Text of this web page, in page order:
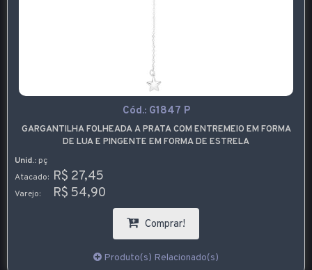
Cód.: G1847 P
GARGANTILHA FOLHEADA A PRATA COM ENTREMEIO EM FORMA
DE LUA E PINGENTE EM FORMA DE ESTRELA
Unid.: pç
Atacado: R$ 27,45
Varejo: R$ 54,90
Comprar!
Produto(s) Relacionado(s)